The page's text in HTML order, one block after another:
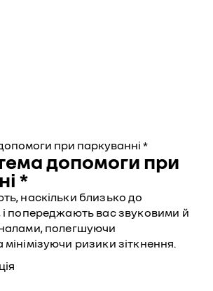
допомоги при
*
наскільки близько до
попереджають вас звуковими й
полегшуючи
ризики зіткнення.